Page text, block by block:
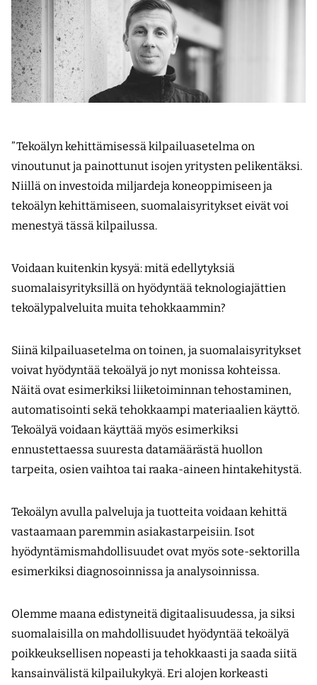
” Tekoälyn kehittämisessä kilpailuasetelma on
vinoutunut ja painottunut isojen yritysten pelikentäksi.
Niillä on investoida miljardeja koneoppimiseen ja
tekoälyn kehittämiseen, suomalaisyritykset eivät voi
menestyä tässä kilpailussa.
Voidaan kuitenkin kysyä: mitä edellytyksiä
suomalaisyrityksillä on hyödyntää teknologiajättien
tekoälypalveluita muita tehokkaammin?
Siinä kilpailuasetelma on toinen, ja suomalaisyritykset
voivat hyödyntää tekoälyä jo nyt monissa kohteissa.
Näitä ovat esimerkiksi liiketoiminnan tehostaminen,
automatisointi sekä tehokkaampi materiaalien käyttö.
Tekoälyä voidaan käyttää myös esimerkiksi
ennustettaessa suuresta datamäärästä huollon
tarpeita, osien vaihtoa tai raaka-aineen hintakehitystä.
Tekoälyn avulla palveluja ja tuotteita voidaan kehittä
vastaamaan paremmin asiakastarpeisiin. Isot
hyödyntämismahdollisuudet ovat myös sote-sektorilla
esimerkiksi diagnosoinnissa ja analysoinnissa.
Olemme maana edistyneitä digitaalisuudessa, ja siksi
suomalaisilla on mahdollisuudet hyödyntää tekoälyä
poikkeuksellisen nopeasti ja tehokkaasti ja saada siitä
kansainvälistä kilpailu­kykyä. Eri alojen korkeasti